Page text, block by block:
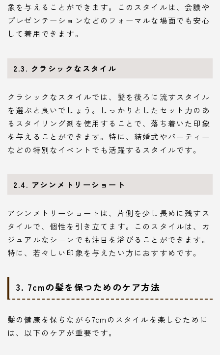
象を与えることができます。このスタイルは、会議や
プレゼンテーションなどのフォーマルな場面でも安心
して着用できます。
2.3. クラシックなスタイル
クラシックなスタイルでは、髪を後ろに流すスタイル
を選ぶと良いでしょう。しっかりとしたセット力のあ
るスタイリング剤を使用することで、落ち着いた印象
を与えることができます。特に、結婚式やパーティー
などの特別なイベントでも活躍するスタイルです。
2.4. アシンメトリーショート
アシンメトリーショートは、片側を少し長めに残すス
タイルで、個性を引き立てます。このスタイルは、カ
ジュアルなシーンでも注目を浴びることができます。
特に、若々しい印象を与えたい方におすすめです。
3. 7cmの髪を保つためのケア方法
髪の健康を保ちながら7cmのスタイルを楽しむために
は、以下のケアが重要です。